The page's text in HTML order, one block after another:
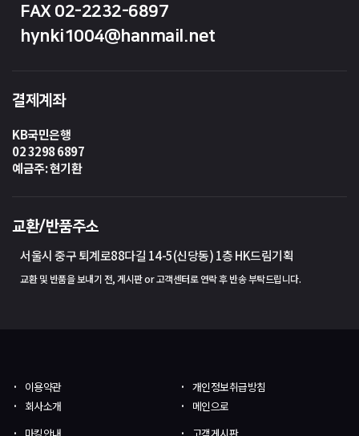
FAX 02-2232-6897
hynki1004@hanmail.net
결제계좌
KB국민은행
02 3298 6897
예금주: 현기환
교환/반품주소
서울시 중구 퇴계로88다길 14-5(신당동) 1층 HK드림기획
교환 및 반품을 보내기 전, 게시판 or 고객센터로 연락 후 반송 부탁드립니다.
이용약관
개인정보취급방침
회사소개
메인으로